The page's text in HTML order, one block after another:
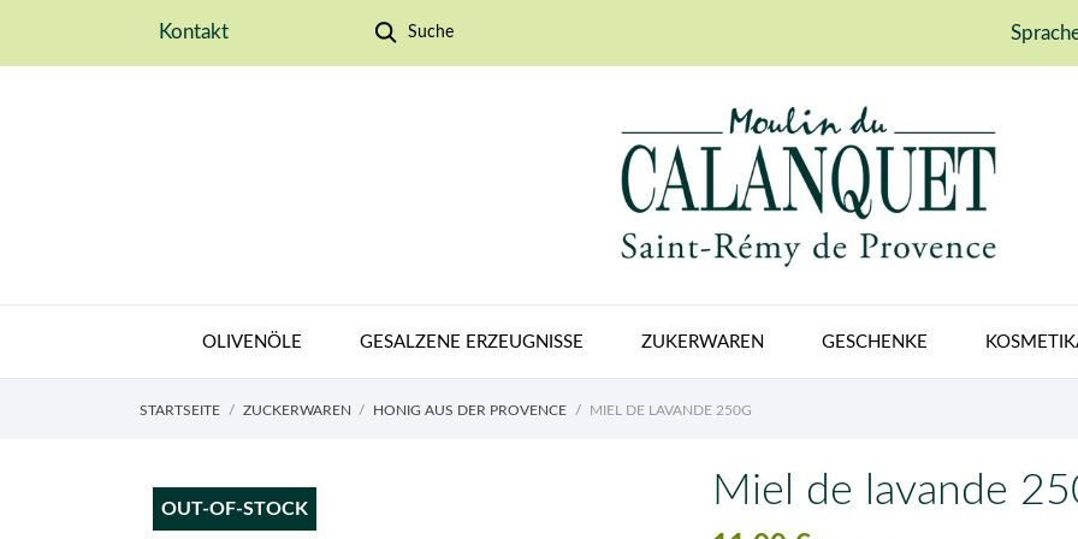
Kontakt Suche
OLIVENÖLE GESALZENE ERZEUGNISSE ZUKERWAREN GESCHENKE
STARTSEITE ZUCKERWAREN HONIG AUS DER PROVENCE MIEL DE LAVANDE 250G
OUT-OF-STOCK Miel de lavande